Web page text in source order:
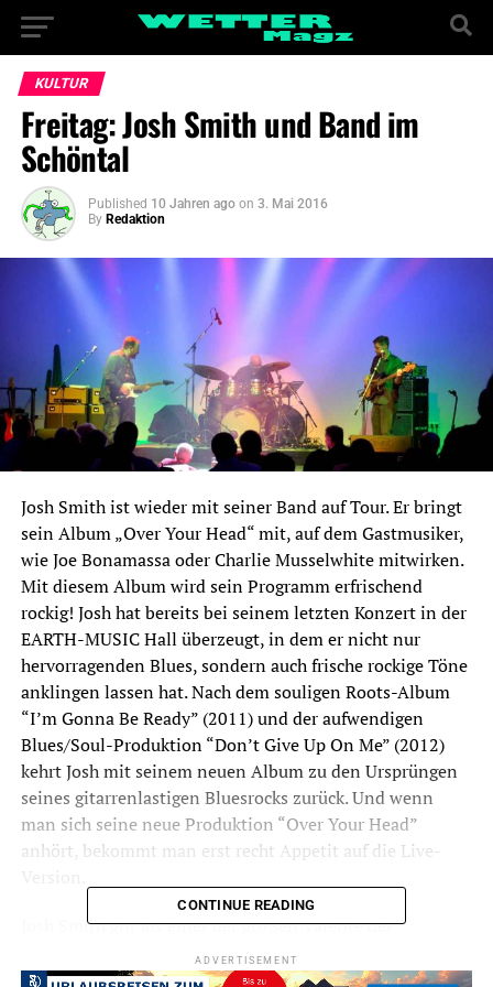
KULTUR
Freitag: Josh Smith und Band im
Schöntal
Published 10 Jahren ago on 3. Mai 2016
By Redaktion
Josh Smith ist wieder mit seiner Band auf Tour. Er bringt
sein Album „Over Your Head“ mit, auf dem Gastmusiker,
wie Joe Bonamassa oder Charlie Musselwhite mitwirken.
Mit diesem Album wird sein Programm erfrischend
rockig! Josh hat bereits bei seinem letzten Konzert in der
EARTH-MUSIC Hall überzeugt, in dem er nicht nur
hervorragenden Blues, sondern auch frische rockige Töne
anklingen lassen hat. Nach dem souligen Roots-Album
“I’m Gonna Be Ready” (2011) und der aufwendigen
Blues/Soul-Produktion “Don’t Give Up On Me” (2012)
kehrt Josh mit seinem neuen Album zu den Ursprüngen
seines gitarrenlastigen Bluesrocks zurück. Und wenn
man sich seine neue Produktion “Over Your Head”
anhört, bekommt man erst recht Appetit auf die Live-
Josh Smith gilt als einer der großen Talente der
internationalen Gitarrenszene und als Wegweiser für die
Zukunft des Blues.
CONTINUE READING
ADVERTISEMENT